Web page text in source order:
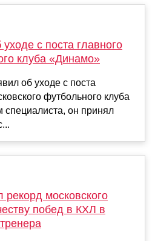
с поста главного
клуба «Динамо»
об уходе с поста
футбольного клуба
он принял
рекорд московского
побед в КХЛ в